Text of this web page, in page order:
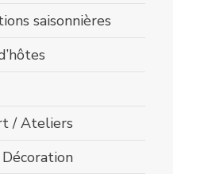
saisonnières
/ Ateliers